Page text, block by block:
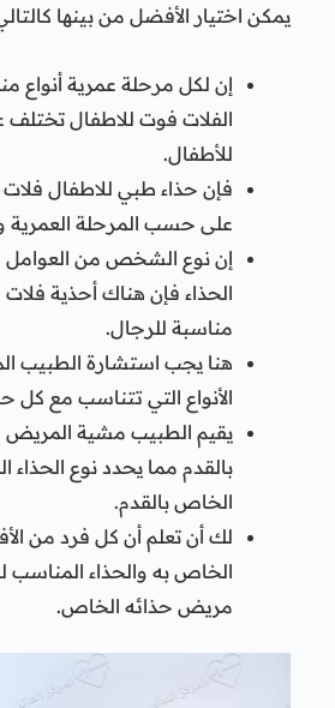
يمكن اختيار الأفضل من بينها
إن لكل مرحلة عمرية أنواع
الفلات فوت للاطفال تختلف
للأطفال.
فإن حذاء طبي للاطفال
على حسب المرحلة العمرية
إن نوع الشخص من العوامل
الحذاء فإن هناك أحذية
مناسبة للرجال.
هنا يجب استشارة الطبيب
الأنواع التي تتناسب مع كل
يقيم الطبيب مشية المريض
بالقدم مما يحدد نوع
الخاص بالقدم.
لك أن تعلم أن كل فرد من
الخاص به والحذاء المناسب
مريض حذائه الخاص.